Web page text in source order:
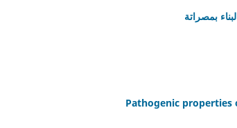
بمصراتة
Pathogenic